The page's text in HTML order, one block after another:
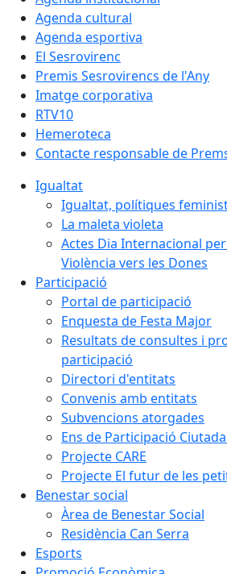
Agenda cultural
Agenda esportiva
El Sesrovirenc
Premis Sesrovirencs de l'Any
Imatge corporativa
RTV10
Hemeroteca
Contacte responsable de
Igualtat
Igualtat, polítiques
La maleta violeta
Actes Dia Internacional
Violència vers les Dones
Participació
Portal de participació
Enquesta de Festa Major
Resultats de consultes i
participació
Directori d'entitats
Convenis amb entitats
Subvencions atorgades
Ens de Participació
Projecte CARE
Projecte El futur de les
Benestar social
Àrea de Benestar Social
Residència Can Serra
Esports